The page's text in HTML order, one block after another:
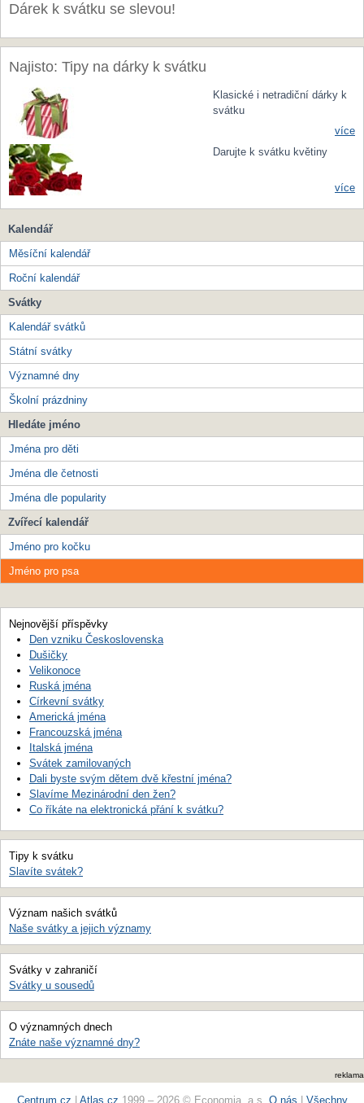
Dárek k svátku se slevou!
Najisto: Tipy na dárky k svátku
Klasické i netradiční dárky k
svátku
více
Darujte k svátku květiny
více
Kalendář
Měsíční kalendář
Roční kalendář
Svátky
Kalendář svátků
Státní svátky
Významné dny
Školní prázdniny
Hledáte jméno
Jména pro děti
Jména dle četnosti
Jména dle popularity
Zvířecí kalendář
Jméno pro kočku
Jméno pro psa
Nejnovější příspěvky
Den vzniku Československa
Dušičky
Velikonoce
Ruská jména
Církevní svátky
Americká jména
Francouzská jména
Italská jména
Svátek zamilovaných
Dali byste svým dětem dvě křestní jména?
Slavíme Mezinárodní den žen?
Co říkáte na elektronická přání k svátku?
Tipy k svátku
Slavíte svátek?
Význam našich svátků
Naše svátky a jejich významy
Svátky v zahraničí
Svátky u sousedů
O významných dnech
Znáte naše významné dny?
reklama
Centrum.cz Atlas.cz 1999 – 2026 © Economia, a.s. O nás Všechny